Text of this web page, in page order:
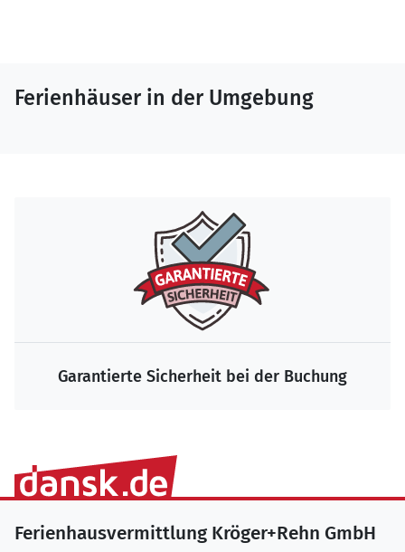
Ferienhäuser in der Umgebung
Die größte Auswahl zum Bestpreis
Ferienhausvermittlung Kröger+Rehn GmbH